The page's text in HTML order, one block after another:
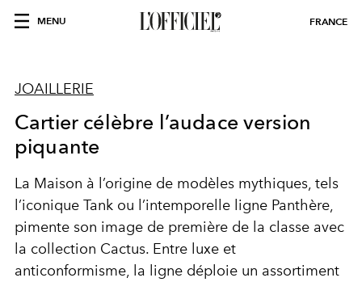
MENU FRANCE
JOAILLERIE
Cartier célèbre l’audace version
piquante
La Maison à l’origine de modèles mythiques, tels
l’iconique Tank ou l’intemporelle ligne Panthère,
pimente son image de première de la classe avec
la collection Cactus. Entre luxe et
anticonformisme, la ligne déploie un assortiment